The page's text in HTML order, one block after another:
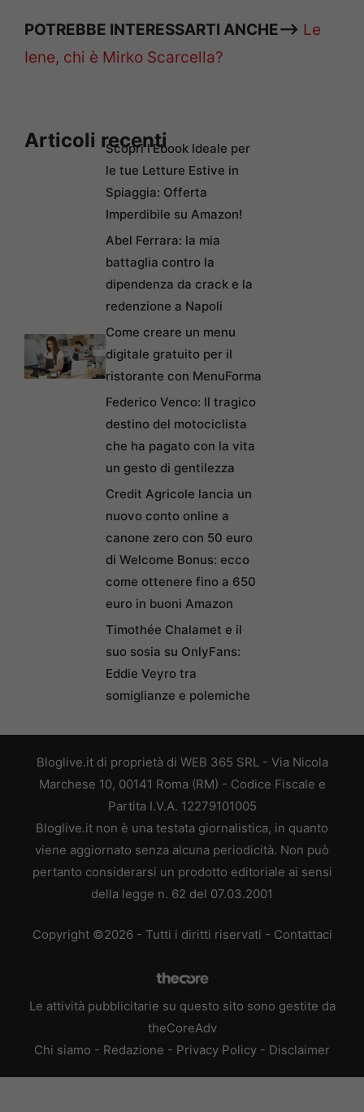
POTREBBE INTERESSARTI ANCHE–> Le
Iene, chi è Mirko Scarcella?
Articoli recentiScopri l’Ebook Ideale per
le tue Letture Estive in
Spiaggia: Offerta
Imperdibile su Amazon!
Abel Ferrara: la mia
battaglia contro la
dipendenza da crack e la
redenzione a Napoli
Come creare un menu
digitale gratuito per il
ristorante con MenuForma
Federico Venco: Il tragico
destino del motociclista
che ha pagato con la vita
un gesto di gentilezza
Credit Agricole lancia un
nuovo conto online a
canone zero con 50 euro
di Welcome Bonus: ecco
come ottenere fino a 650
euro in buoni Amazon
Timothée Chalamet e il
suo sosia su OnlyFans:
Eddie Veyro tra
somiglianze e polemiche
Bloglive.it di proprietà di WEB 365 SRL - Via Nicola
Marchese 10, 00141 Roma (RM) - Codice Fiscale e
Partita I.V.A. 12279101005
Bloglive.it non è una testata giornalistica, in quanto
viene aggiornato senza alcuna periodicità. Non può
pertanto considerarsi un prodotto editoriale ai sensi
della legge n. 62 del 07.03.2001
Copyright ©2026 - Tutti i diritti riservati - Contattaci
Le attività pubblicitarie su questo sito sono gestite da
theCoreAdv
Chi siamo - Redazione - Privacy Policy - Disclaimer